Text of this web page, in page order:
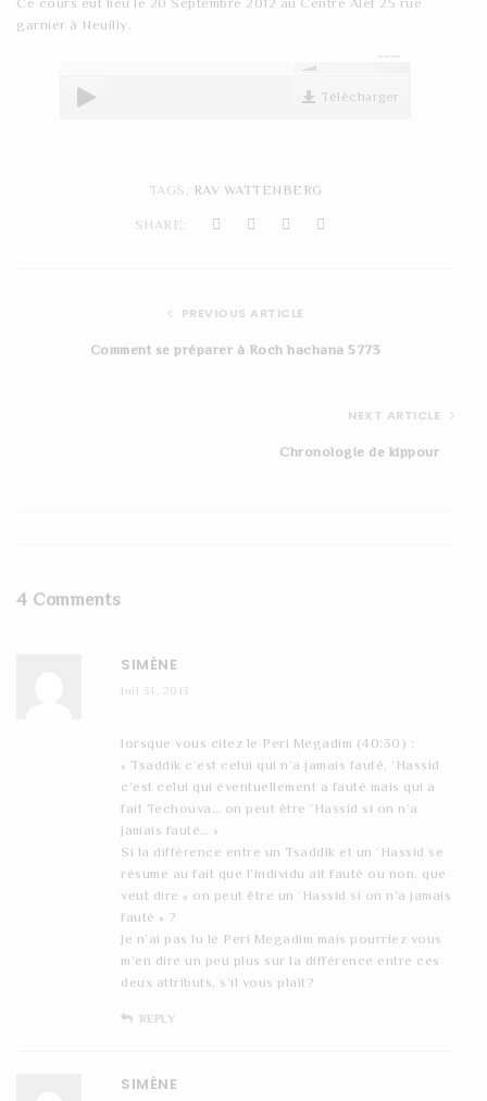
t
garnier à Neuilly.
00:00
Télécharger
TAGS: RAV WATTENBERG
SHARE:
PREVIOUS ARTICLE
Comment se préparer à Roch hachana 5773
NEXT ARTICLE
Chronologie de kippour
4 Comments
SIMÈNE
Juil 31, 2013
lorsque vous citez le Peri Megadim (40:30) :
« Tsaddik c’est celui qui n’a jamais fauté, ‘Hassid
c’est celui qui éventuellement a fauté mais qui a
fait Techouva… on peut être ‘Hassid si on n’a
jamais fauté… »
Si la différence entre un Tsaddik et un ‘Hassid se
résume au fait que l’individu ait fauté ou non, que
veut dire « on peut être un ‘Hassid si on n’a jamais
fauté » ?
Je n’ai pas lu le Peri Megadim mais pourriez vous
m’en dire un peu plus sur la différence entre ces
deux attributs, s’il vous plaît?
REPLY
SIMÈNE